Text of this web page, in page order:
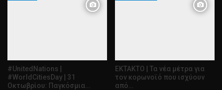
#UnitedNations |
#WorldCitiesDay | 31
Οκτωβρίου: Παγκόσμια…
ΕΚΤΑΚΤΟ | Τα νέα μέτρα για
τον κορωνοϊό που ισχύουν
από…